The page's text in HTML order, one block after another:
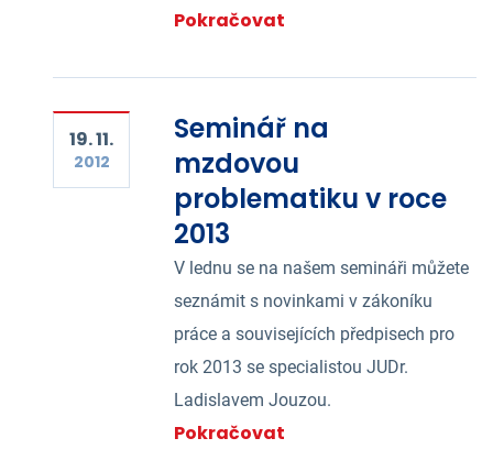
Pokračovat
19. 11.
2012
Seminář na
mzdovou
problematiku v roce
2013
V lednu se na našem semináři můžete
seznámit s novinkami v zákoníku
práce a souvisejících předpisech pro
rok 2013 se specialistou JUDr.
Ladislavem Jouzou.
Pokračovat